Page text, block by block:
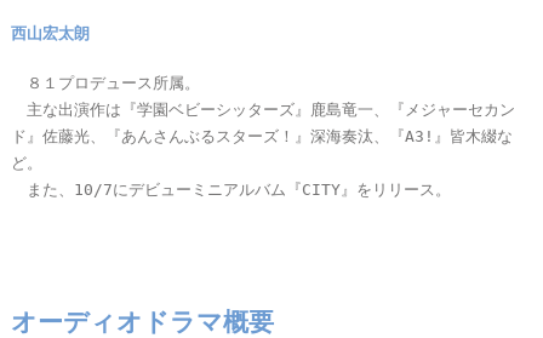
西山宏太朗
８１プロデュース所属。
主な出演作は『学園ベビーシッターズ』鹿島竜一、『メジャーセカン
ド』佐藤光、『あんさんぶるスターズ！』深海奏汰、『A3!』皆木綴な
ど。
また、10/7にデビューミニアルバム『CITY』をリリース。
オーディオドラマ概要